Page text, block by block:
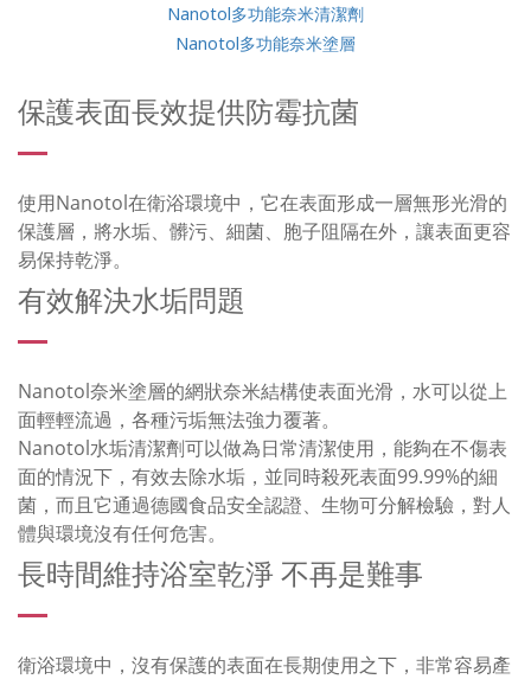
Nanotol多功能奈米清潔劑
Nanotol多功能奈米塗層
保護表面長效提供防霉抗菌
使用Nanotol在衛浴環境中，它在表面形成一層無形光滑的
保護層，將水垢、髒污、細菌、胞子阻隔在外，讓表面更容
易保持乾淨。
有效解決水垢問題
Nanotol奈米塗層的網狀奈米結構使表面光滑，水可以從上
面輕輕流過，各種污垢無法強力覆著。
Nanotol水垢清潔劑可以做為日常清潔使用，能夠在不傷表
面的情況下，有效去除水垢，並同時殺死表面99.99%的細
菌，而且它通過德國食品安全認證、生物可分解檢驗，對人
體與環境沒有任何危害。
長時間維持浴室乾淨 不再是難事
衛浴環境中，沒有保護的表面在長期使用之下，非常容易產